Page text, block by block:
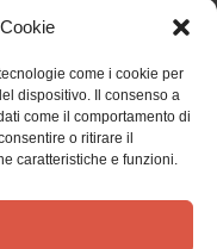
come i cookie per
dispositivo. Il consenso a
come il comportamento di
o ritirare il
caratteristiche e funzioni.
0121 353839